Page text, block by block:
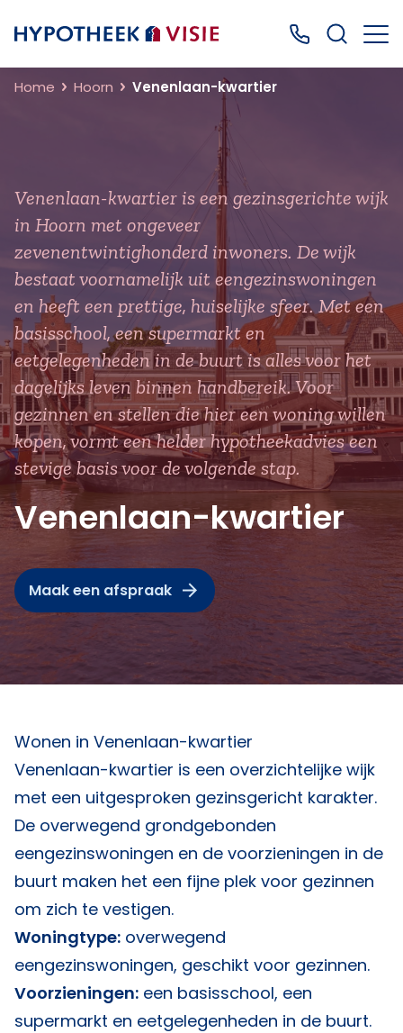
Terug naar home Bel ons: 0499
Home Hoorn Venenlaan-kwartier
Venenlaan-kwartier is een gezinsgerichte wijk
in Hoorn met ongeveer
zevenentwintighonderd inwoners. De wijk
bestaat voornamelijk uit eengezinswoningen
en heeft een prettige, huiselijke sfeer. Met een
basisschool, een supermarkt en
eetgelegenheden in de buurt is alles voor het
dagelijks leven binnen handbereik. Voor
gezinnen en stellen die hier een woning willen
kopen, vormt een helder hypotheekadvies een
stevige basis voor de volgende stap.
Venenlaan-kwartier
Maak een afspraak
Wonen in Venenlaan-kwartier
Venenlaan-kwartier is een overzichtelijke wijk
met een uitgesproken gezinsgericht karakter.
De overwegend grondgebonden
eengezinswoningen en de voorzieningen in de
buurt maken het een fijne plek voor gezinnen
om zich te vestigen.
Woningtype: overwegend
eengezinswoningen, geschikt voor gezinnen.
Voorzieningen: een basisschool, een
supermarkt en eetgelegenheden in de buurt.